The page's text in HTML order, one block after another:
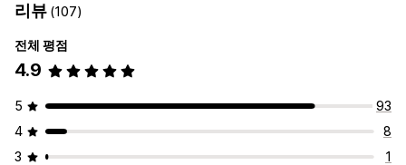
리뷰 (107)
전체 평점
4.9
5
93
4
8
3
1